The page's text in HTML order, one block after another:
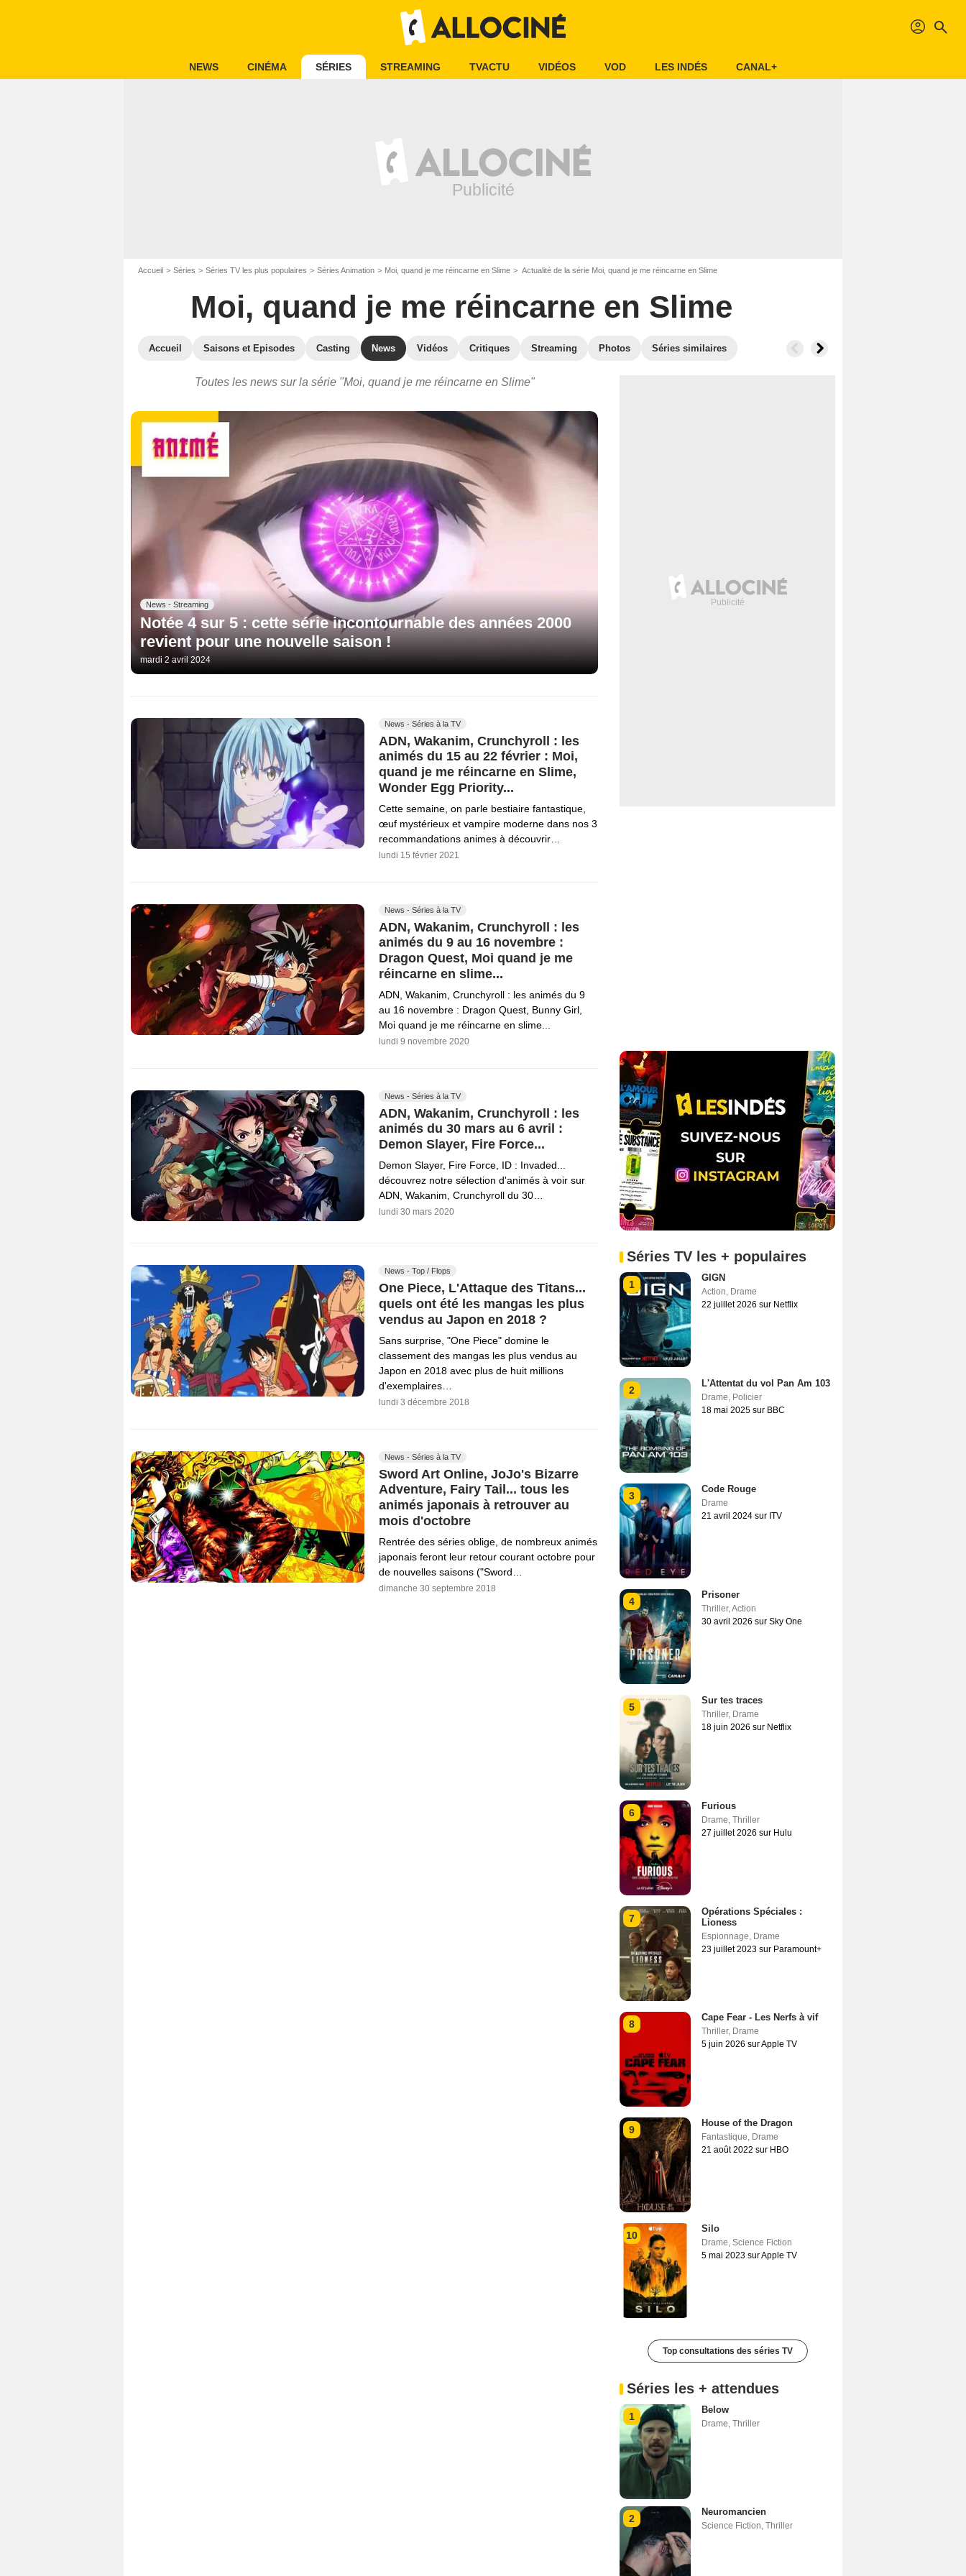
profil search
NEWS CINÉMA SÉRIES STREAMING TVACTU VIDÉOS VOD LES INDÉS CANAL+
Accueil Séries Séries TV les plus populaires Séries Animation Moi, quand je me réincarne en Slime Actualité de la série Moi, quand je me réincarne en Slime
Moi, quand je me réincarne en Slime
Accueil Saisons et Episodes Casting News Vidéos Critiques Streaming Photos Séries similaires
Toutes les news sur la série "Moi, quand je me réincarne en Slime"
News - Streaming
Notée 4 sur 5 : cette série incontournable des années 2000
revient pour une nouvelle saison !
mardi 2 avril 2024
News - Séries à la TV
ADN, Wakanim, Crunchyroll : les
animés du 15 au 22 février : Moi,
quand je me réincarne en Slime,
Wonder Egg Priority...
Cette semaine, on parle bestiaire fantastique,
œuf mystérieux et vampire moderne dans nos 3
recommandations animes à découvrir…
lundi 15 février 2021
News - Séries à la TV
ADN, Wakanim, Crunchyroll : les
animés du 9 au 16 novembre :
Dragon Quest, Moi quand je me
réincarne en slime...
ADN, Wakanim, Crunchyroll : les animés du 9
au 16 novembre : Dragon Quest, Bunny Girl,
Moi quand je me réincarne en slime...
lundi 9 novembre 2020
News - Séries à la TV
ADN, Wakanim, Crunchyroll : les
animés du 30 mars au 6 avril :
Demon Slayer, Fire Force...
Demon Slayer, Fire Force, ID : Invaded...
découvrez notre sélection d'animés à voir sur
ADN, Wakanim, Crunchyroll du 30…
lundi 30 mars 2020
News - Top / Flops
One Piece, L'Attaque des Titans...
quels ont été les mangas les plus
vendus au Japon en 2018 ?
Sans surprise, "One Piece" domine le
classement des mangas les plus vendus au
Japon en 2018 avec plus de huit millions
d'exemplaires…
lundi 3 décembre 2018
News - Séries à la TV
Sword Art Online, JoJo's Bizarre
Adventure, Fairy Tail... tous les
animés japonais à retrouver au
mois d'octobre
Rentrée des séries oblige, de nombreux animés
japonais feront leur retour courant octobre pour
de nouvelles saisons ("Sword…
dimanche 30 septembre 2018
Séries TV les + populaires
1
GIGN
Action, Drame
22 juillet 2026 sur Netflix
2
L'Attentat du vol Pan Am 103
Drame, Policier
18 mai 2025 sur BBC
3
Code Rouge
Drame
21 avril 2024 sur ITV
4
Prisoner
Thriller,Action
30 avril 2026 sur Sky One
5
Sur tes traces
Thriller, Drame
18 juin 2026 sur Netflix
6
Furious
Drame, Thriller
27 juillet 2026 sur Hulu
7
Opérations Spéciales :
Lioness
Espionnage, Drame
23 juillet 2023 sur Paramount+
8
Cape Fear - Les Nerfs à vif
Thriller, Drame
5 juin 2026 sur Apple TV
9
House of the Dragon
Fantastique, Drame
21 août 2022 sur HBO
10
Silo
Drame, Science Fiction
5 mai 2023 sur Apple TV
Top consultations des séries TV
Séries les + attendues
1
Below
Drame, Thriller
2
Neuromancien
Science Fiction, Thriller